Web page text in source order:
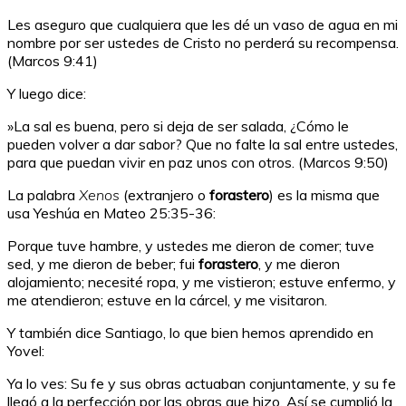
Les aseguro que cualquiera que les dé un vaso de agua en mi
nombre por ser ustedes de Cristo no perderá su recompensa.
(Marcos 9:41)
Y luego dice:
»La sal es buena, pero si deja de ser salada, ¿Cómo le
pueden volver a dar sabor? Que no falte la sal entre ustedes,
para que puedan vivir en paz unos con otros. (Marcos 9:50)
La palabra Xenos (extranjero o forastero) es la misma que
usa Yeshúa en Mateo 25:35-36:
Porque tuve hambre, y ustedes me dieron de comer; tuve
sed, y me dieron de beber; fui forastero, y me dieron
alojamiento; necesité ropa, y me vistieron; estuve enfermo, y
me atendieron; estuve en la cárcel, y me visitaron.
Y también dice Santiago, lo que bien hemos aprendido en
Yovel:
Ya lo ves: Su fe y sus obras actuaban conjuntamente, y su fe
llegó a la perfección por las obras que hizo. Así se cumplió la